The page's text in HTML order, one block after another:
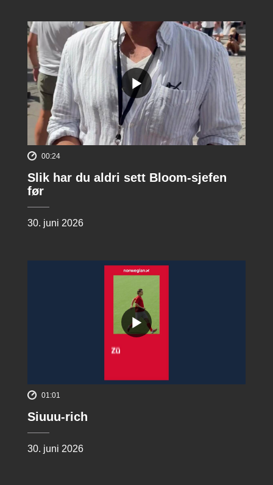
00:24
Slik har du aldri sett Bloom-sjefen
før
30. juni 2026
01:01
Siuuu-rich
30. juni 2026